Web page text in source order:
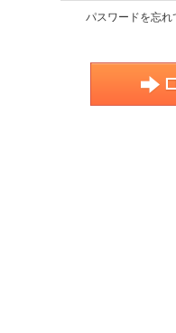
パスワードを忘れ